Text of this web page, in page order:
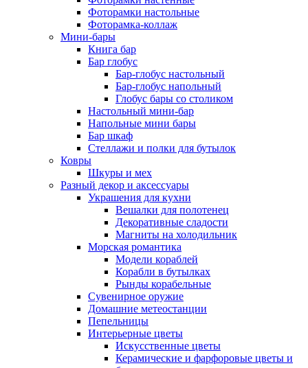
Фоторамки настольные
Фоторамка-коллаж
Мини-бары
Книга бар
Бар глобус
Бар-глобус настольный
Бар-глобус напольный
Глобус бары со столиком
Настольный мини-бар
Напольные мини бары
Бар шкаф
Стеллажи и полки для бутылок
Ковры
Шкуры и мех
Разный декор и аксессуары
Украшения для кухни
Вешалки для полотенец
Декоративные сладости
Магниты на холодильник
Морская романтика
Модели кораблей
Корабли в бутылках
Рынды корабельные
Сувенирное оружие
Домашние метеостанции
Пепельницы
Интерьерные цветы
Искусственные цветы
Керамические и фарфоровые цветы и